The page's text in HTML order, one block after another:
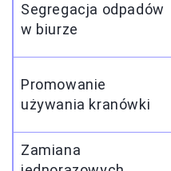
Segregacja odpadów
w biurze
Promowanie
używania kranówki
Zamiana